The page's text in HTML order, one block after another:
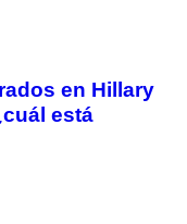
en Hillary
está